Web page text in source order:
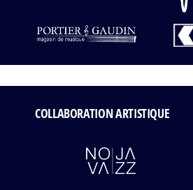
COLLABORATION ARTISTIQUE